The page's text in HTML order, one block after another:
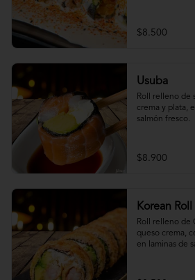
$8.500
Usuba
Roll relleno de
crema y plata,
salmón fresco.
$8.900
Korean Roll
Roll relleno de
queso crema,
en laminas de